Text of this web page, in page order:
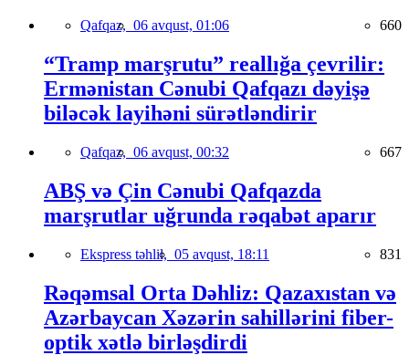
Qafqaz, 06 avqust, 01:06 660
“Tramp marşrutu” reallığa çevrilir:
Ermənistan Cənubi Qafqazı dəyişə
biləcək layihəni sürətləndirir
Qafqaz, 06 avqust, 00:32 667
ABŞ və Çin Cənubi Qafqazda
marşrutlar uğrunda rəqabət aparır
Ekspress təhlil, 05 avqust, 18:11 831
Rəqəmsal Orta Dəhliz: Qazaxıstan və
Azərbaycan Xəzərin sahillərini fiber-
optik xətlə birləşdirdi